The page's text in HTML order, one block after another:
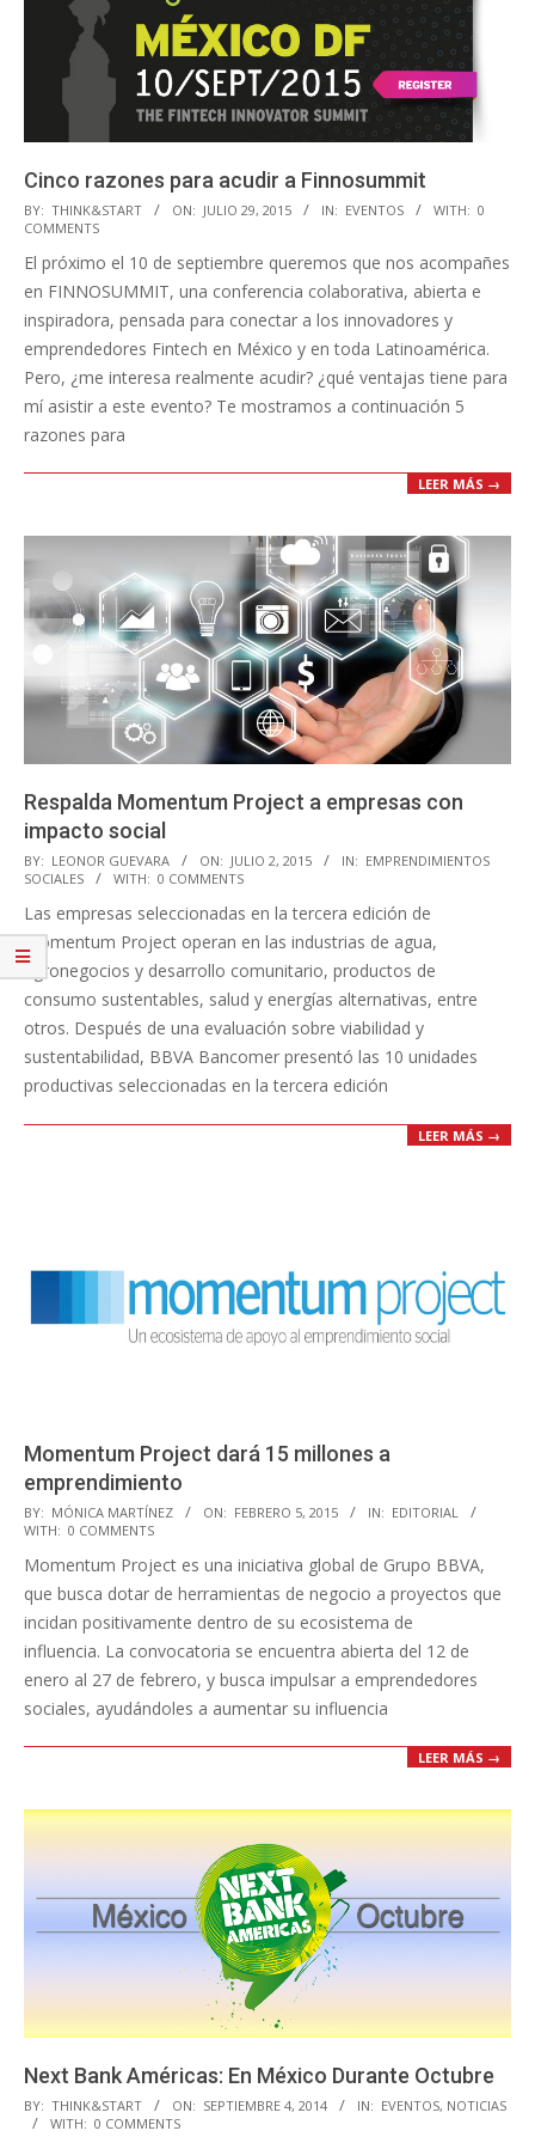
Cinco razones para acudir a Finnosummit
2015-
07-
29
BY: THINK&START ON: JULIO 29, 2015 IN: EVENTOS WITH: 0
COMMENTS
El próximo el 10 de septiembre queremos que nos acompañes
en FINNOSUMMIT, una conferencia colaborativa, abierta e
inspiradora,​ pensada para conectar a los innovadores y
emprendedores Fintech en México y en toda Latinoamérica​.
Pero, ¿me interesa realmente acudir? ¿qué ventajas tiene para
mí asistir a este evento? Te mostramos a continuación 5
razones para
LEER MÁS →
Respalda Momentum Project a empresas con
impacto social
2015-
07-
02
BY: LEONOR GUEVARA ON: JULIO 2, 2015 IN: EMPRENDIMIENTOS
SOCIALES
WITH: 0 COMMENTS
Las empresas seleccionadas en la tercera edición de
Momentum Project operan en las industrias de agua,
agronegocios y desarrollo comunitario, productos de
consumo sustentables, salud y energías alternativas, entre
otros. Después de una evaluación sobre viabilidad y
sustentabilidad, BBVA Bancomer presentó las 10 unidades
productivas seleccionadas en la tercera edición
LEER MÁS →
Momentum Project dará 15 millones a
emprendimiento
2015-
02-
05
BY: MÓNICA MARTÍNEZ ON: FEBRERO 5, 2015 IN: EDITORIAL
WITH: 0 COMMENTS
Momentum Project es una iniciativa global de Grupo BBVA,
que busca dotar de herramientas de negocio a proyectos que
incidan positivamente dentro de su ecosistema de
influencia. La convocatoria se encuentra abierta del 12 de
enero al 27 de febrero, y busca impulsar a emprendedores
sociales, ayudándoles a aumentar su influencia
LEER MÁS →
Next Bank Américas: En México Durante Octubre
2014-
09-
BY: THINK&START ON: SEPTIEMBRE 4, 2014 IN: EVENTOS, NOTICIAS
WITH: 0 COMMENTS